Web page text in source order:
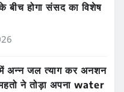
होगा संसद का विशेष
में अन्न जल त्याग कर अनशन
ने तोड़ा अपना water